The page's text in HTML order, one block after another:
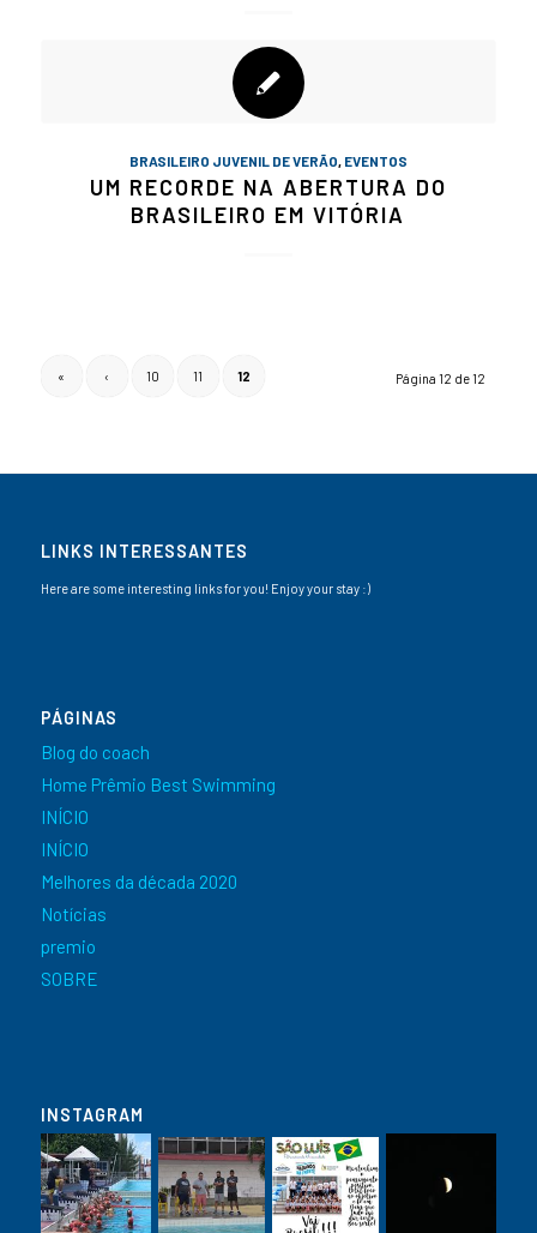
BRASILEIRO JUVENIL DE VERÃO, EVENTOS
UM RECORDE NA ABERTURA DO
BRASILEIRO EM VITÓRIA
Página 12 de 12
« ‹ 10 11 12
LINKS INTERESSANTES
Here are some interesting links for you! Enjoy your stay :)
PÁGINAS
Blog do coach
Home Prêmio Best Swimming
INÍCIO
INÍCIO
Melhores da década 2020
Notícias
premio
SOBRE
INSTAGRAM